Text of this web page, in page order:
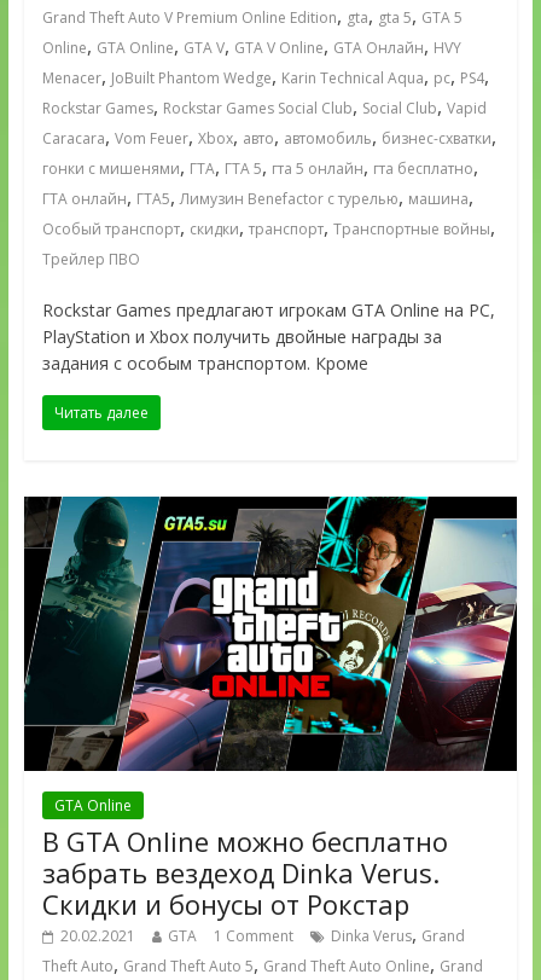
Grand Theft Auto V Premium Online Edition, gta, gta 5, GTA 5
Online, GTA Online, GTA V, GTA V Online, GTA Онлайн, HVY
Menacer, JoBuilt Phantom Wedge, Karin Technical Aqua, pc, PS4,
Rockstar Games, Rockstar Games Social Club, Social Club, Vapid
Caracara, Vom Feuer, Xbox, авто, автомобиль, бизнес-схватки,
гонки с мишенями, ГТА, ГТА 5, гта 5 онлайн, гта бесплатно,
ГТА онлайн, ГТА5,Лимузин Benefactor с турелью, машина,
Особый транспорт, скидки, транспорт, Транспортные войны,
Трейлер ПВО
Rockstar Games предлагают игрокам GTA Online на PC,
PlayStation и Xbox получить двойные награды за
задания с особым транспортом. Кроме
Читать далее
GTA Online
В GTA Online можно бесплатно
забрать вездеход Dinka Verus.
Скидки и бонусы от Рокстар
20.02.2021 GTA 1 Comment Dinka Verus, Grand
Theft Auto, Grand Theft Auto 5, Grand Theft Auto Online, Grand